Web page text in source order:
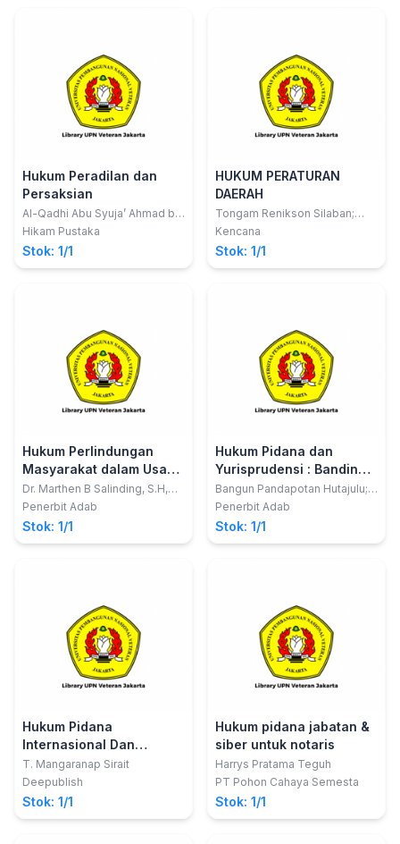
Hukum Peradilan dan
Persaksian
Al-Qadhi Abu Syuja’ Ahmad bin
Al Husain Al-Ashfahani
Hikam Pustaka
Stok: 1/1
HUKUM PERATURAN
DAERAH
Tongam Renikson Silaban;
Andriansyah Tiawarman K;
Kencana
Stok: 1/1
Hukum Perlindungan
Masyarakat dalam Usaha
Pertambangan Sumber
Daya Alam Mineral dan
Batubara
Dr. Marthen B Salinding, S.H,
M.H.
Penerbit Adab
Stok: 1/1
Hukum Pidana dan
Yurisprudensi : Banding
dan Kasasi atas Putusan
Bebas
Bangun Pandapotan Hutajulu;
Cynthia Christine Hutagalung
Penerbit Adab
Stok: 1/1
Hukum Pidana
Internasional Dan
Perkembangannya
T. Mangaranap Sirait
Deepublish
Stok: 1/1
Hukum pidana jabatan &
siber untuk notaris
Harrys Pratama Teguh
PT Pohon Cahaya Semesta
Stok: 1/1